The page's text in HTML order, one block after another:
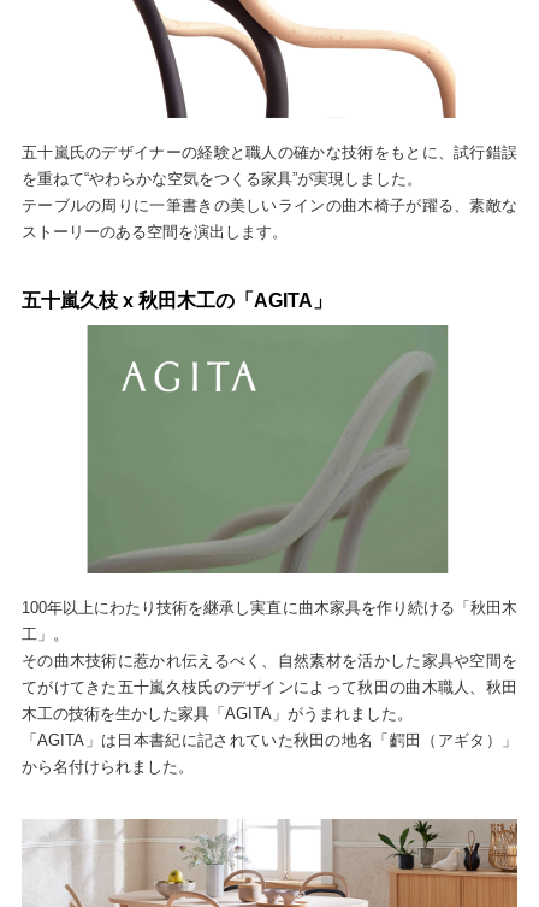
五十嵐氏のデザイナーの経験と職人の確かな技術をもとに、試行錯誤
を重ねて“やわらかな空気をつくる家具”が実現しました。
テーブルの周りに一筆書きの美しいラインの曲木椅子が躍る、素敵な
ストーリーのある空間を演出します。
五十嵐久枝 x 秋田木工の「AGITA」
100年以上にわたり技術を継承し実直に曲木家具を作り続ける「秋田木
工」。
その曲木技術に惹かれ伝えるべく、自然素材を活かした家具や空間を
てがけてきた五十嵐久枝氏のデザインによって秋田の曲木職人、秋田
木工の技術を生かした家具「AGITA」がうまれました。
「AGITA」は日本書紀に記されていた秋田の地名「齶田（アギタ）」
から名付けられました。